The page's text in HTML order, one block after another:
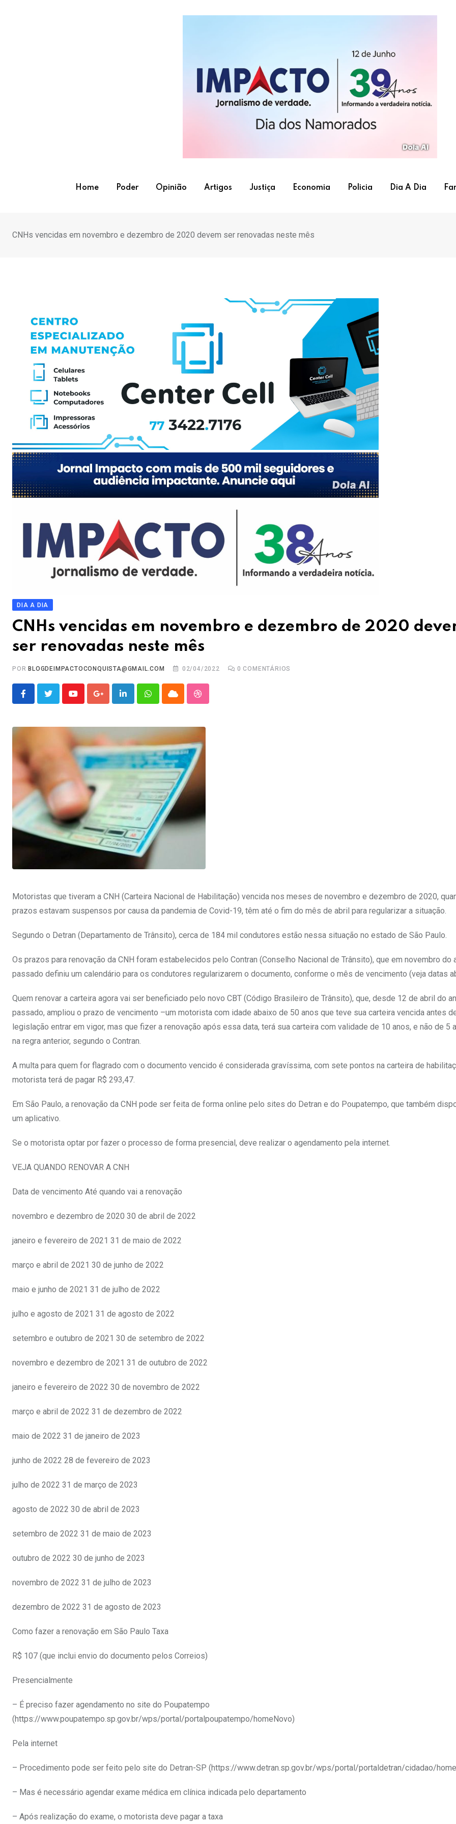
Home Poder Opinião Artigos Justiça Economia Policia Dia A Dia
CNHs vencidas em novembro e dezembro de 2020 devem ser renovadas neste mês
DIA A DIA
CNHs vencidas em novembro e dezembro de 2020
ser renovadas neste mês
POR BLOGDEIMPACTOCONQUISTA@GMAIL.COM 02/04/2022 0 COMENTÁRIOS
YoutubeGoogle+LinkedInWhatsappCloud StumbleUpon
Motoristas que tiveram a CNH (Carteira Nacional de Habilitação) vencida nos meses de novembro e dezembro de 2020,
prazos estavam suspensos por causa da pandemia de Covid-19, têm até o fim do mês de abril para regularizar a situação.
Segundo o Detran (Departamento de Trânsito), cerca de 184 mil condutores estão nessa situação no estado de São Paulo.
Os prazos para renovação da CNH foram estabelecidos pelo Contran (Conselho Nacional de Trânsito), que em novembro do
passado definiu um calendário para os condutores regularizarem o documento, conforme o mês de vencimento (veja datas
Quem renovar a carteira agora vai ser beneficiado pelo novo CBT (Código Brasileiro de Trânsito), que, desde 12 de abril do
passado, ampliou o prazo de vencimento –um motorista com idade abaixo de 50 anos que teve sua carteira vencida antes
legislação entrar em vigor, mas que fizer a renovação após essa data, terá sua carteira com validade de 10 anos, e não de 5
na regra anterior, segundo o Contran.
A multa para quem for flagrado com o documento vencido é considerada gravíssima, com sete pontos na carteira de
motorista terá de pagar R$ 293,47.
Em São Paulo, a renovação da CNH pode ser feita de forma online pelo sites do Detran e do Poupatempo, que também
um aplicativo.
Se o motorista optar por fazer o processo de forma presencial, deve realizar o agendamento pela internet.
VEJA QUANDO RENOVAR A CNH
Data de vencimento Até quando vai a renovação
novembro e dezembro de 2020 30 de abril de 2022
janeiro e fevereiro de 2021 31 de maio de 2022
março e abril de 2021 30 de junho de 2022
maio e junho de 2021 31 de julho de 2022
julho e agosto de 2021 31 de agosto de 2022
setembro e outubro de 2021 30 de setembro de 2022
novembro e dezembro de 2021 31 de outubro de 2022
janeiro e fevereiro de 2022 30 de novembro de 2022
março e abril de 2022 31 de dezembro de 2022
maio de 2022 31 de janeiro de 2023
junho de 2022 28 de fevereiro de 2023
julho de 2022 31 de março de 2023
agosto de 2022 30 de abril de 2023
setembro de 2022 31 de maio de 2023
outubro de 2022 30 de junho de 2023
novembro de 2022 31 de julho de 2023
dezembro de 2022 31 de agosto de 2023
Como fazer a renovação em São Paulo Taxa
R$ 107 (que inclui envio do documento pelos Correios)
Presencialmente
– É preciso fazer agendamento no site do Poupatempo
(https://www.poupatempo.sp.gov.br/wps/portal/portalpoupatempo/homeNovo)
Pela internet
– Procedimento pode ser feito pelo site do Detran-SP (https://www.detran.sp.gov.br/wps/portal/portaldetran/cidadao/
– Mas é necessário agendar exame médica em clínica indicada pelo departamento
– Após realização do exame, o motorista deve pagar a taxa